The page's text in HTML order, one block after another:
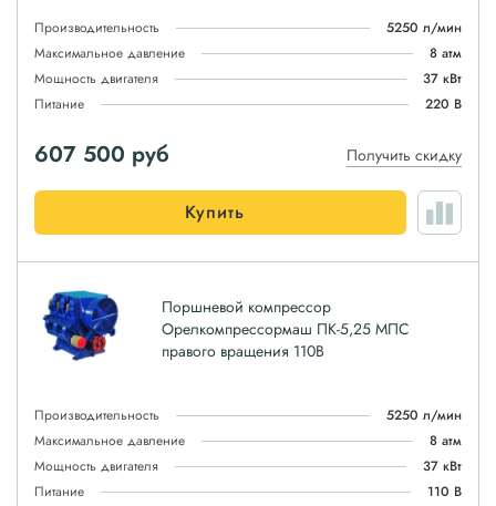
Производительность
5250 л/мин
Максимальное давление
8 атм
Мощность двигателя
37 кВт
Питание
220 В
607 500 руб Получить скидку
Купить
Поршневой компрессор
Орелкомпрессормаш ПК-5,25 МПС
правого вращения 110В
Производительность
5250 л/мин
Максимальное давление
8 атм
Мощность двигателя
37 кВт
Питание
110 В